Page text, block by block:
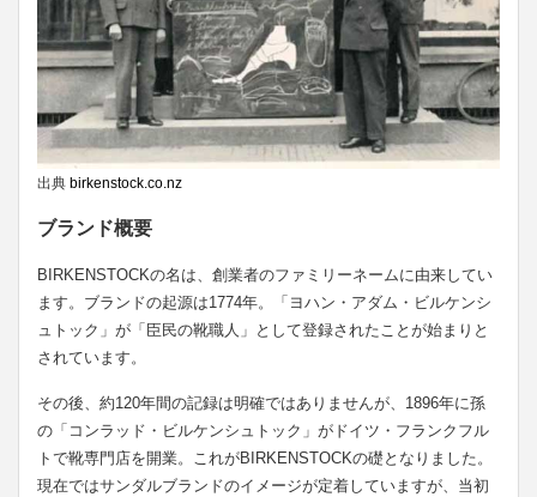
出典 birkenstock.co.nz
ブランド概要
BIRKENSTOCKの名は、創業者のファミリーネームに由来してい
ます。ブランドの起源は1774年。「ヨハン・アダム・ビルケンシ
ュトック」が「臣民の靴職人」として登録されたことが始まりと
されています。
その後、約120年間の記録は明確ではありませんが、1896年に孫
の「コンラッド・ビルケンシュトック」がドイツ・フランクフル
トで靴専門店を開業。これがBIRKENSTOCKの礎となりました。
現在ではサンダルブランドのイメージが定着していますが、当初